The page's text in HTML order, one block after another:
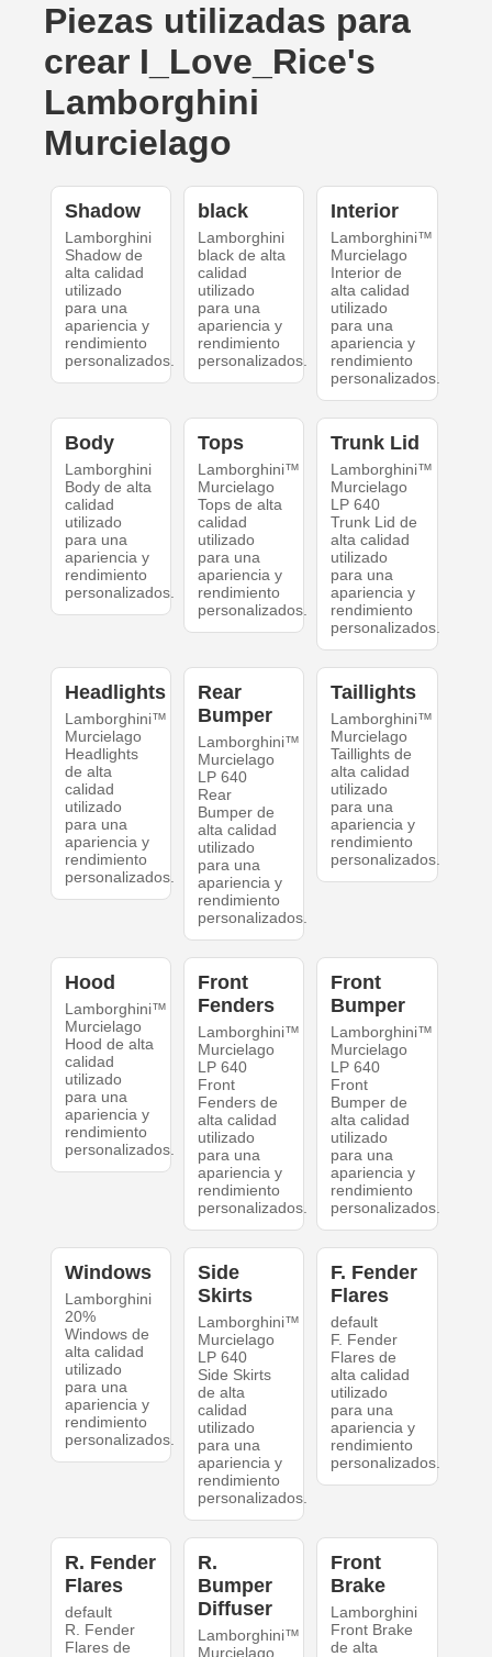
Piezas utilizadas para
crear I_Love_Rice's
Lamborghini
Murcielago
Shadow
Lamborghini
Shadow de
alta calidad
utilizado
para una
apariencia y
rendimiento
personalizados.
black
Lamborghini
black de alta
calidad
utilizado
para una
apariencia y
rendimiento
personalizados.
Interior
Lamborghini™
Murcielago
Interior de
alta calidad
utilizado
para una
apariencia y
rendimiento
personalizados.
Body
Lamborghini
Body de alta
calidad
utilizado
para una
apariencia y
rendimiento
personalizados.
Tops
Lamborghini™
Murcielago
Tops de alta
calidad
utilizado
para una
apariencia y
rendimiento
personalizados.
Trunk Lid
Lamborghini™
Murcielago
LP 640
Trunk Lid de
alta calidad
utilizado
para una
apariencia y
rendimiento
personalizados.
Headlights
Lamborghini™
Murcielago
Headlights
de alta
calidad
utilizado
para una
apariencia y
rendimiento
personalizados.
Rear
Bumper
Lamborghini™
Murcielago
LP 640
Rear
Bumper de
alta calidad
utilizado
para una
apariencia y
rendimiento
personalizados.
Taillights
Lamborghini™
Murcielago
Taillights de
alta calidad
utilizado
para una
apariencia y
rendimiento
personalizados.
Hood
Lamborghini™
Murcielago
Hood de alta
calidad
utilizado
para una
apariencia y
rendimiento
personalizados.
Front
Fenders
Lamborghini™
Murcielago
LP 640
Front
Fenders de
alta calidad
utilizado
para una
apariencia y
rendimiento
personalizados.
Front
Bumper
Lamborghini™
Murcielago
LP 640
Front
Bumper de
alta calidad
utilizado
para una
apariencia y
rendimiento
personalizados.
Windows
Lamborghini
20%
Windows de
alta calidad
utilizado
para una
apariencia y
rendimiento
personalizados.
Side
Skirts
Lamborghini™
Murcielago
LP 640
Side Skirts
de alta
calidad
utilizado
para una
apariencia y
rendimiento
personalizados.
F. Fender
Flares
default
F. Fender
Flares de
alta calidad
utilizado
para una
apariencia y
rendimiento
personalizados.
R. Fender
Flares
default
R. Fender
Flares de
R.
Bumper
Diffuser
Lamborghini™
Murcielago
Front
Brake
Lamborghini
Front Brake
de alta